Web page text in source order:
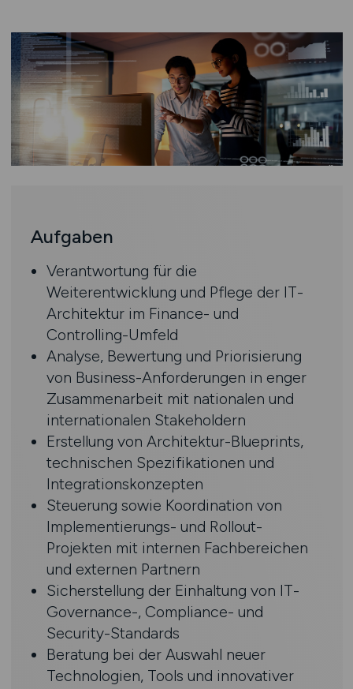
Aufgaben
Verantwortung für die
Weiterentwicklung und Pflege der IT-
Architektur im Finance- und
Controlling-Umfeld
Analyse, Bewertung und Priorisierung
von Business-Anforderungen in enger
Zusammenarbeit mit nationalen und
internationalen Stakeholdern
Erstellung von Architektur-Blueprints,
technischen Spezifikationen und
Integrationskonzepten
Steuerung sowie Koordination von
Implementierungs- und Rollout-
Projekten mit internen Fachbereichen
und externen Partnern
Sicherstellung der Einhaltung von IT-
Governance-, Compliance- und
Security-Standards
Beratung bei der Auswahl neuer
Technologien, Tools und innovativer